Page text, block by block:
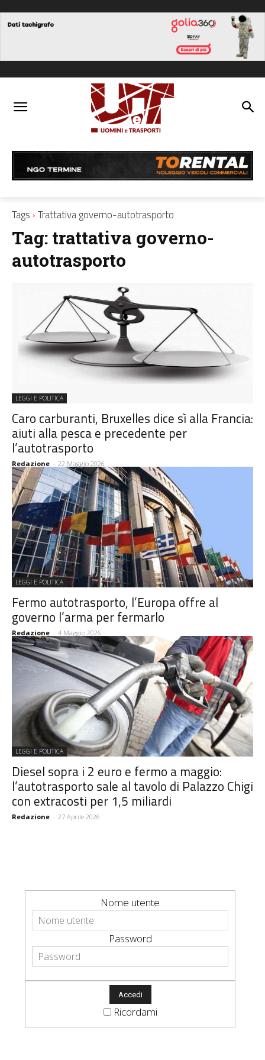
Tags Trattativa governo-autotrasporto
Tag: trattativa governo-
autotrasporto
LEGGI E POLITICA
Caro carburanti, Bruxelles dice sì alla Francia:
aiuti alla pesca e precedente per
l’autotrasporto
Redazione - 22 Maggio 2026
LEGGI E POLITICA
Fermo autotrasporto, l’Europa offre al
governo l’arma per fermarlo
Redazione - 4 Maggio 2026
LEGGI E POLITICA
Diesel sopra i 2 euro e fermo a maggio:
l’autotrasporto sale al tavolo di Palazzo Chigi
con extracosti per 1,5 miliardi
Redazione - 27 Aprile 2026
Nome utente
Password
Ricordami